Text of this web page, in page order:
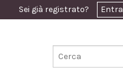
Sei già registrato? Entra